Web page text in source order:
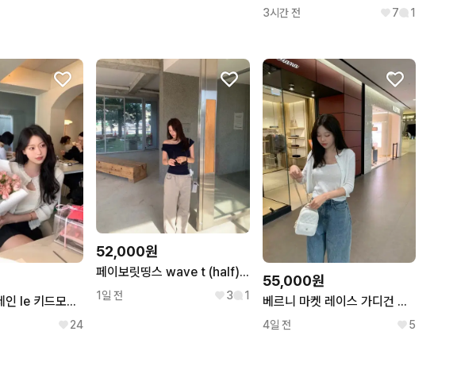
3시간 전 7 1
(새상품)르플레인 le 키드모헤어 가디건
24
52,000원
페이보릿띵스 wave t (half) 네이비 새상품
1일 전 3 1
55,000원
베르니 마켓 레이스 가디건 세트 아이보리
4일 전 5